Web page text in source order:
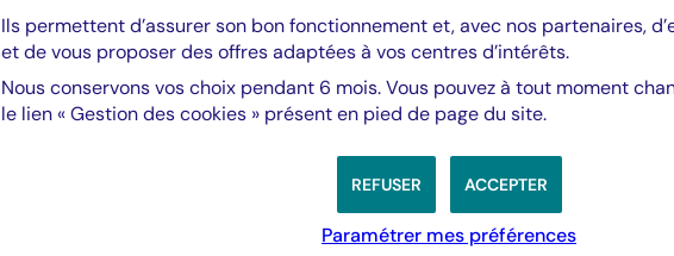
Ils permettent d’assurer son bon fonctionnement et, avec nos partenaires,
et de vous proposer des offres adaptées à vos centres d’intérêts.
Nous conservons vos choix pendant 6 mois. Vous pouvez à tout moment
le lien « Gestion des cookies » présent en pied de page du site.
ACCEPTER
REFUSER
Paramétrer mes préférences